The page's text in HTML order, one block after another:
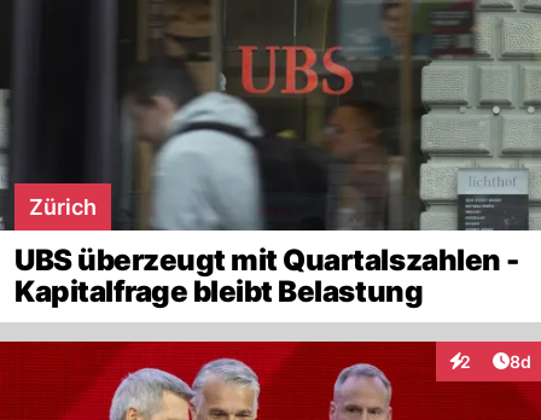
Zürich
UBS überzeugt mit Quartalszahlen -
Kapitalfrage bleibt Belastung
2 8d